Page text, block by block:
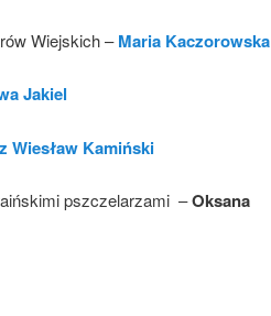
Wiejskich –Maria Kaczorowska
Jakiel
Wiesław Kamiński
pszczelarzami –Oksana